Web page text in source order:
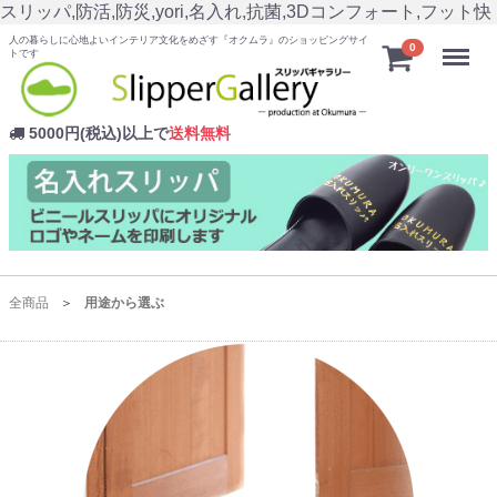
スリッパ,防活,防災,yori,名入れ,抗菌,3Dコンフォート,フット快
人の暮らしに心地よいインテリア文化をめざす『オクムラ』のショッピングサイ
トです
5000円(税込)以上で送料無料
0 Menu
全商品 用途から選ぶ